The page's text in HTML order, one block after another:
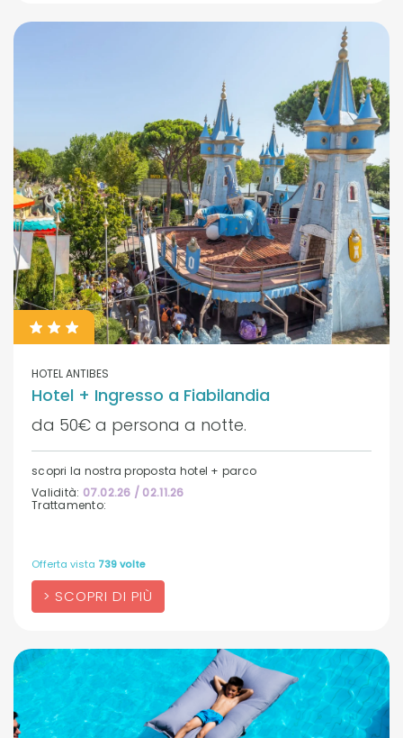
HOTEL ANTIBES
Hotel + Ingresso a Fiabilandia
da 50€ a persona a notte.
scopri la nostra proposta hotel + parco
Validità: 07.02.26 / 02.11.26
Trattamento:
SCOPRI DI PIÙ
Offerta vista 739 volte